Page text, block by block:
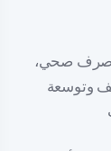
من صرف صحي،
وتوسعة